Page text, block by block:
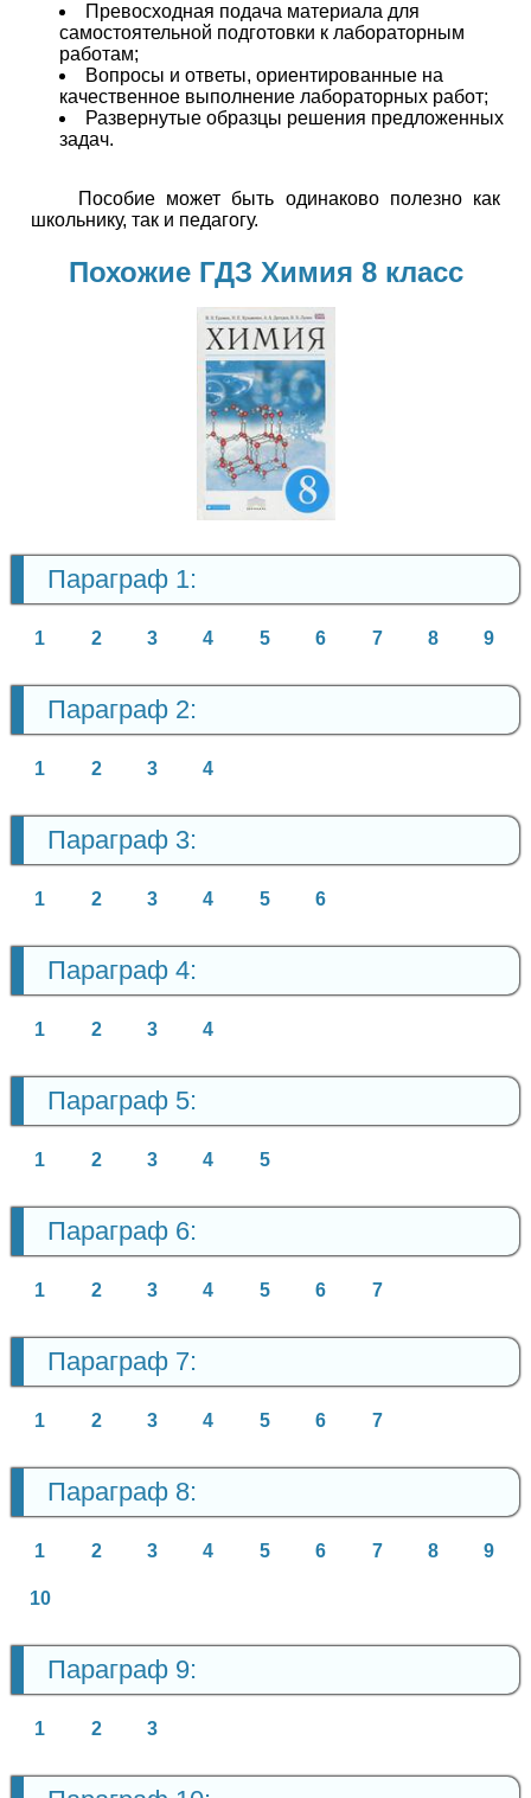
Превосходная подача материала для
самостоятельной подготовки к лабораторным
работам;
Вопросы и ответы, ориентированные на
качественное выполнение лабораторных работ;
Развернутые образцы решения предложенных
задач.
Пособие может быть одинаково полезно как
школьнику, так и педагогу.
Похожие ГДЗ Химия 8 класс
Химия
8 класс
Параграф 1:
1 2 3 4 5 6 7 8 9
Параграф 2:
1 2 3 4
Параграф 3:
1 2 3 4 5 6
Параграф 4:
1 2 3 4
Параграф 5:
1 2 3 4 5
Параграф 6:
1 2 3 4 5 6 7
Параграф 7:
1 2 3 4 5 6 7
Параграф 8:
1 2 3 4 5 6 7 8 9
10
Параграф 9:
1 2 3